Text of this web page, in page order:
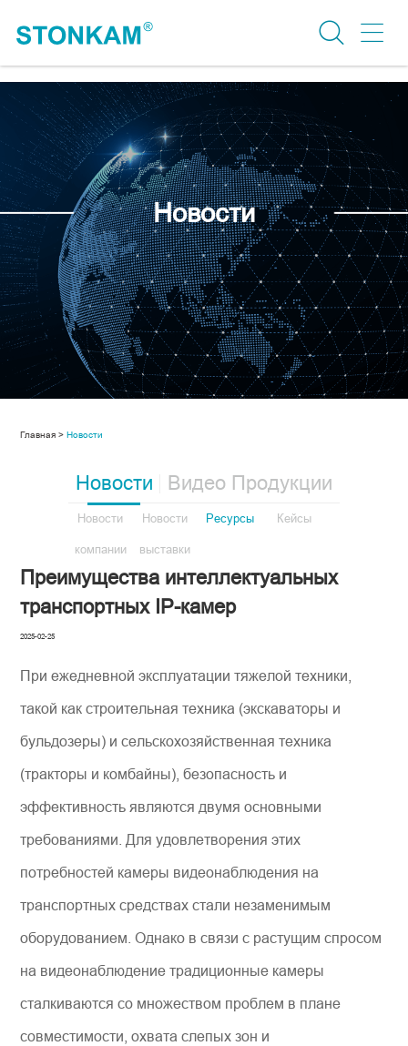
Новости
Главная > Новости
Новости
Новости
компании
Новости
выставки
Ресурсы Кейсы
Видео Продукции
Преимущества интеллектуальных
транспортных IP-камер
2025-02-25
При ежедневной эксплуатации тяжелой техники,
такой как строительная техника (экскаваторы и
бульдозеры) и сельскохозяйственная техника
(тракторы и комбайны), безопасность и
эффективность являются двумя основными
требованиями. Для удовлетворения этих
потребностей камеры видеонаблюдения на
транспортных средствах стали незаменимым
оборудованием. Однако в связи с растущим спросом
на видеонаблюдение традиционные камеры
сталкиваются со множеством проблем в плане
совместимости, охвата слепых зон и